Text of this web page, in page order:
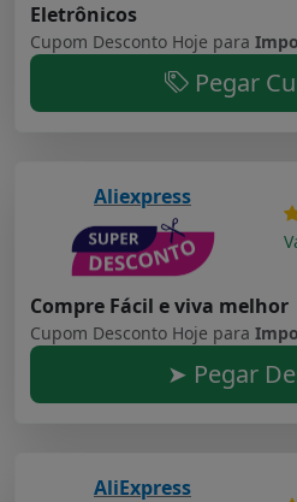
Eletrônicos
Cupom Desconto Hoje para
Pegar
Aliexpress
Compre Fácil e viva melhor
Cupom Desconto Hoje para
➤ Pegar
AliExpress